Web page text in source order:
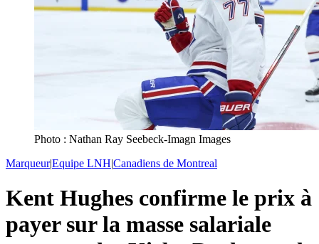
Photo : Nathan Ray Seebeck-Imagn Images
Marqueur|Equipe LNH|Canadiens de Montreal
Kent Hughes confirme le prix à
payer sur la masse salariale